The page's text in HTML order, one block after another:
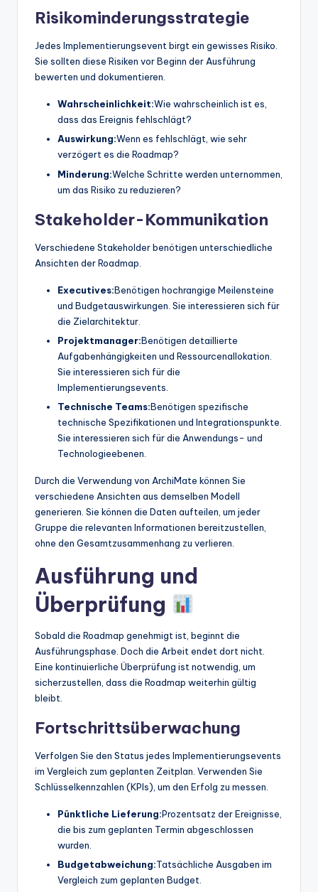
Risikominderungsstrategie
Jedes Implementierungsevent birgt ein gewisses Risiko.
Sie sollten diese Risiken vor Beginn der Ausführung
bewerten und dokumentieren.
Wahrscheinlichkeit:Wie wahrscheinlich ist es,
dass das Ereignis fehlschlägt?
Auswirkung:Wenn es fehlschlägt, wie sehr
verzögert es die Roadmap?
Minderung:Welche Schritte werden unternommen,
um das Risiko zu reduzieren?
Stakeholder-Kommunikation
Verschiedene Stakeholder benötigen unterschiedliche
Ansichten der Roadmap.
Executives:Benötigen hochrangige Meilensteine
und Budgetauswirkungen. Sie interessieren sich für
die Zielarchitektur.
Projektmanager:Benötigen detaillierte
Aufgabenhängigkeiten und Ressourcenallokation.
Sie interessieren sich für die
Implementierungsevents.
Technische Teams:Benötigen spezifische
technische Spezifikationen und Integrationspunkte.
Sie interessieren sich für die Anwendungs- und
Technologieebenen.
Durch die Verwendung von ArchiMate können Sie
verschiedene Ansichten aus demselben Modell
generieren. Sie können die Daten aufteilen, um jeder
Gruppe die relevanten Informationen bereitzustellen,
ohne den Gesamtzusammenhang zu verlieren.
Ausführung und
Überprüfung
Sobald die Roadmap genehmigt ist, beginnt die
Ausführungsphase. Doch die Arbeit endet dort nicht.
Eine kontinuierliche Überprüfung ist notwendig, um
sicherzustellen, dass die Roadmap weiterhin gültig
bleibt.
Fortschrittsüberwachung
Verfolgen Sie den Status jedes Implementierungsevents
im Vergleich zum geplanten Zeitplan. Verwenden Sie
Schlüsselkennzahlen (KPIs), um den Erfolg zu messen.
Pünktliche Lieferung:Prozentsatz der Ereignisse,
die bis zum geplanten Termin abgeschlossen
wurden.
Budgetabweichung:Tatsächliche Ausgaben im
Vergleich zum geplanten Budget.